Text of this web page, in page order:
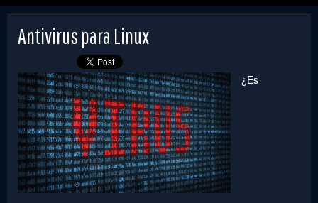
Antivirus para Linux
¿Es